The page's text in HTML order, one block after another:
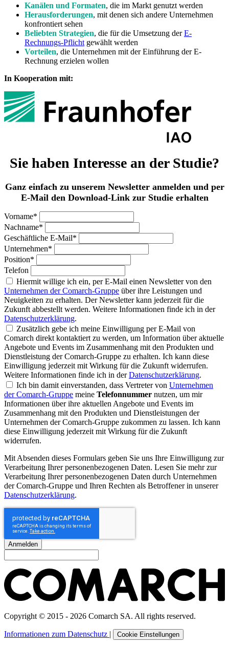
Kanälen und Formaten, die im Markt genutzt werden
Herausforderungen, mit denen sich andere Unternehmen
konfrontiert sehen
Beliebten Strategien, die für die Umsetzung derE-
Rechnungs-Pflicht gewählt werden
Vorteilen, die Unternehmen mit der Einführung der E-
Rechnung erzielen wollen
In Kooperation mit:
Sie haben Interesse an der Studie?
Ganz einfach zu unserem Newsletter anmelden und per
E-Mail den Download-Link zur Studie erhalten
Vorname*
Nachname*
Geschäftliche E-Mail*
Unternehmen*
Position*
Telefon
Hiermit willige ich ein, per E-Mail einen Newsletter von den
Unternehmen der Comarch-Gruppe über ihre Leistungen und
Neuigkeiten zu erhalten. Der Newsletter kann jederzeit für die
Zukunft abbestellt werden. Weitere Informationen finde ich in der
Datenschutzerklärung.
Zusätzlich gebe ich meine Einwilligung per E-Mail von
Comarch direkt kontaktiert zu werden, um Information über aktuelle
Angebote und Events im Zusammenhang mit den Produkten und
Dienstleistung der Comarch-Gruppe zu erhalten. Ich kann diese
Einwilligung jederzeit mit Wirkung für die Zukunft widerrufen.
Weitere Informationen finde ich in derDatenschutzerklärung.
Ich bin damit einverstanden, dass Vertreter von Unternehmen
der Comarch-Gruppe meine Telefonnummer nutzen, um mir
Informationen über ihre aktuellen Angebote und Events im
Zusammenhang mit den Produkten und Dienstleistungen der
Unternehmen der Comarch-Gruppe zukommen zu lassen. Ich kann
diese Einwilligung jederzeit mit Wirkung für die Zukunft
widerrufen.
Mit Absenden dieses Formulars geben Sie uns Ihre Einwilligung zur
Verarbeitung Ihrer personenbezogenen Daten. Lesen Sie mehr zur
Verarbeitung Ihrer personenbezogenen Daten durch Unternehmen
der Comarch-Gruppe und Ihren Rechten als Betroffener in unserer
Datenschutzerklärung.
Anmelden
Copyright © 2015 - 2026 Comarch SA. All rights reserved.
Informationen zum Datenschutz | Cookie Einstellungen